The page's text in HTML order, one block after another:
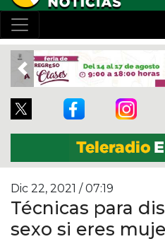
Previous
Dic 22, 2021 / 07:19
Técnicas para
sexo si eres